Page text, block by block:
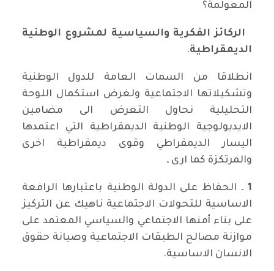
المعولمة؟
الركائز الفكرية والسياسية لمشروع الوطنية
الديمقراطية.
انطلاقا من السمات العامة للدول الوطنية
وتشكيلاتها الاجتماعية ولغرض استكمال اللوحة
التحليلية نحاول التعرض الى مضامين
الايديولوجية الوطنية الديمقراطية التي اعتمدها
اليسار الديمقراطي وقوى ديمقراطية اخرى
والمرتكزة كما ارى ـ
1 ـ الحفاظ على الدولة الوطنية باعتبارها الرافعة
الاساسية للتحولات الاجتماعية ناهيك عن التركيز
على بناء أمنها الاجتماعي والسياسي المعتمد على
موازنة مصالح الطبقات الاجتماعية وصيانة حقوق
الانسان الاساسية.